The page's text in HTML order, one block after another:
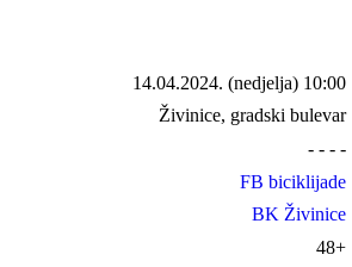
14.04.2024. (nedjelja) 10:00
Živinice, gradski bulevar
- - - -
FB biciklijade
BK Živinice
48+